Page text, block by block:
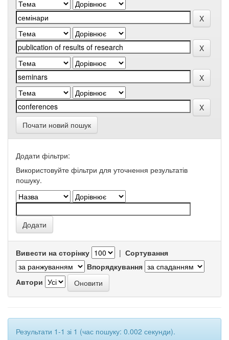
Почати новий пошук
Додати фільтри:
Використовуйте фільтри для уточнення результатів
пошуку.
Вивести на сторінку | Сортування
Впорядкування
Автори
Результати 1-1 зі 1 (час пошуку: 0.002 секунди).